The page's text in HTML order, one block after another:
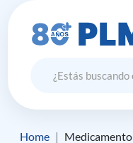
Home Medicamento